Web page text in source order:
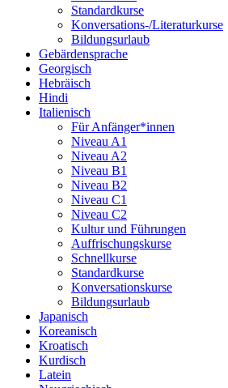
Standardkurse
Konversations-/Literaturkurse
Bildungsurlaub
Gebärdensprache
Georgisch
Hebräisch
Hindi
Italienisch
Für Anfänger*innen
Niveau A1
Niveau A2
Niveau B1
Niveau B2
Niveau C1
Niveau C2
Kultur und Führungen
Auffrischungskurse
Schnellkurse
Standardkurse
Konversationskurse
Bildungsurlaub
Japanisch
Koreanisch
Kroatisch
Kurdisch
Latein